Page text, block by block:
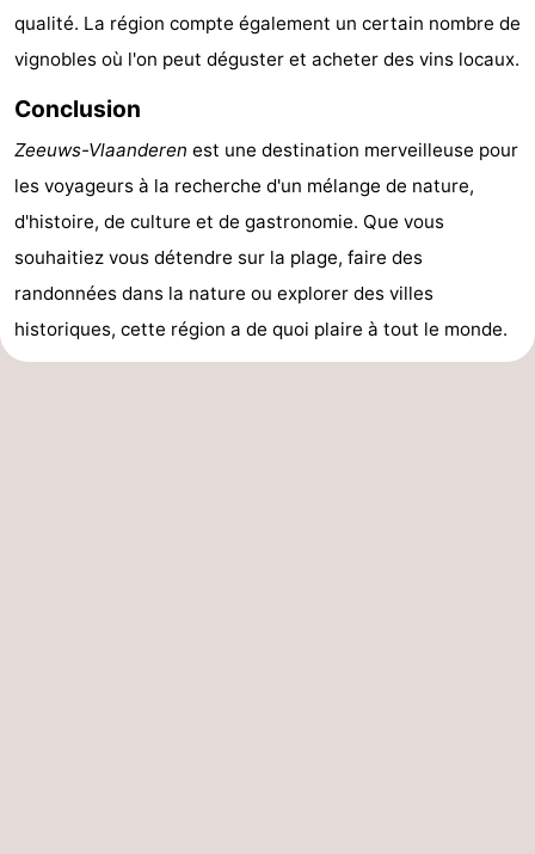
qualité. La région compte également un certain nombre de
vignobles où l'on peut déguster et acheter des vins locaux.
Conclusion
Zeeuws-Vlaanderen est une destination merveilleuse pour
les voyageurs à la recherche d'un mélange de nature,
d'histoire, de culture et de gastronomie. Que vous
souhaitiez vous détendre sur la plage, faire des
randonnées dans la nature ou explorer des villes
historiques, cette région a de quoi plaire à tout le monde.